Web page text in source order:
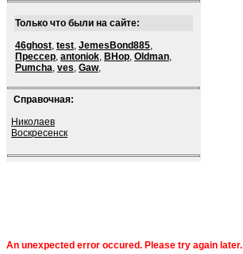
Только что были на сайте:
46ghost, test, JemesBond885,
Прессер, antoniok, BHop, Oldman,
Pumcha, ves, Gaw,
Справочная:
Николаев
Воскресенск
An unexpected error occured. Please try again later.